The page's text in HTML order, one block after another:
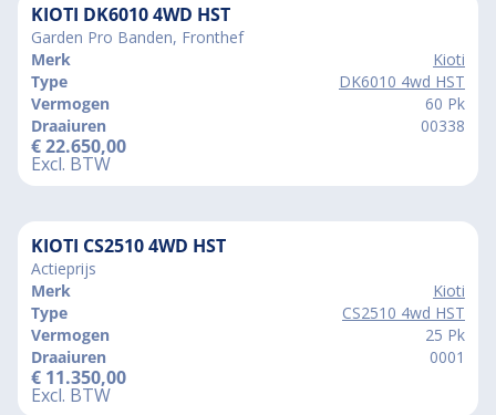
KIOTI DK6010 4WD HST
Garden Pro Banden, Fronthef
Merk
Kioti
Type
DK6010 4wd HST
Vermogen
60 Pk
Draaiuren
00338
€22.650,00
Excl. BTW
KIOTI CS2510 4WD HST
Actieprijs
Merk
Kioti
Type
CS2510 4wd HST
Vermogen
25 Pk
Draaiuren
0001
€ 11.350,00
Excl. BTW